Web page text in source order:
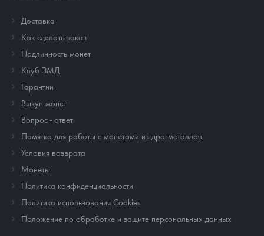
Доставка
Как сделать заказ
Подлинность монет
Клуб ЗМД
Гарантии
Выкуп монет
Вопрос - ответ
Памятка для работы с монетами из драгметаллов
Условия возврата
Монеты
Политика конфиденциальности
Политика использования Cookies
Положение по обработке и защите персональных данных